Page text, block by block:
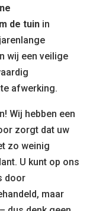
de tuinin
wij een veilige
afwerking.
Wij hebben een
zorgt dat uw
zo weinig
U kunt op ons
door
maar